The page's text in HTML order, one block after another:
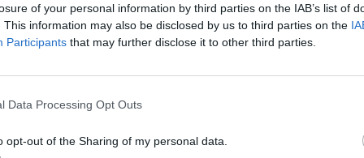
of your personal information by third parties on the IAB’s list of
This information may also be disclosed by us to third parties on the
Participants that may further disclose it to other third parties.
Data Processing Opt Outs
opt-out of the Sharing of my personal data.